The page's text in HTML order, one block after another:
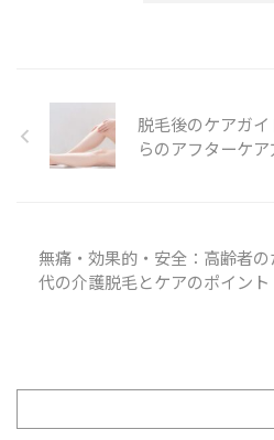
脱毛後のケアガ
らのアフターケ
無痛・効果的・安全：高齢者
代の介護脱毛とケアのポイント